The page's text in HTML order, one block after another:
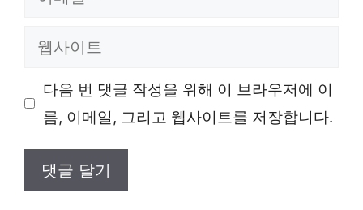
일
웹
이 다음 번 댓글 작성을 위해 이 브라우저에 이
름, 이메일, 그리고 웹사이트를 저장합니다.